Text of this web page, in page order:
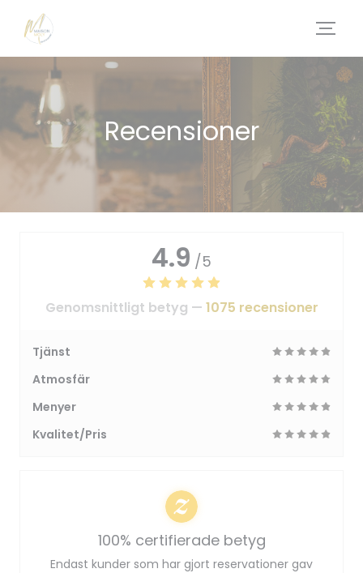
Cookie- hanteringspanel
Recensioner
4.9 /5
Genomsnittligt betyg — 1075 recensioner
Tjänst
Atmosfär
Menyer
Kvalitet/Pris
100% certifierade betyg
Endast kunder som har gjort reservationer gav